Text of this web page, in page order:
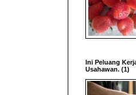
Ini Peluang
Usahawan. (1)